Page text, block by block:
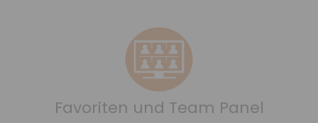
Favoriten und Team Panel